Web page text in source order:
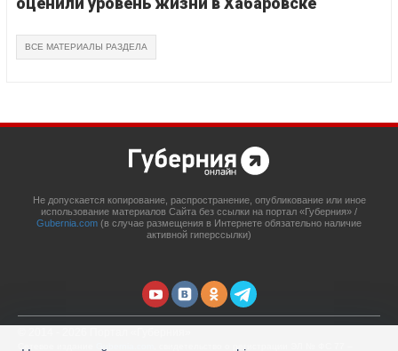
ВСЕ МАТЕРИАЛЫ РАЗДЕЛА
Не допускается копирование, распространение, опубликование или иное
использование материалов Сайта без ссылки на портал «Губерния» /
Gubernia.com (в случае размещения в Интернете обязательно наличие
активной гиперссылки)